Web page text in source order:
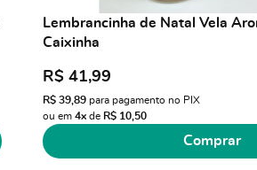
Lembrancinha de Natal Vela
Caixinha
R$ 41,99
R$ 39,89 para pagamento no PIX
ou em4x de R$ 10,50
Comprar